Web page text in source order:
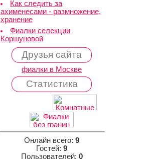
Как следить за
ахименесами - размножение,
хранение
Фиалки селекции
Коршуновой
Друзья сайта
фиалки в Москве
Статистика
Онлайн всего: 9
Гостей: 9
Пользователей: 0